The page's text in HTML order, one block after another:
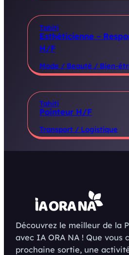
Tahiti
Esthéticienne –
H/F
Mode / Beauté / Bien-
Tahiti
Pointeur H/F
Transport / Logistique
Découvrez le meilleur de la
avec IA ORA NA ! Que vous
prochaine sortie, une